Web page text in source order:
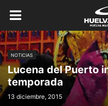
NOTICIAS
Lucena del Puerto
temporada
13 diciembre, 2015